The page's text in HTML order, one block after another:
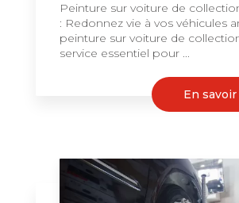
Peinture sur voiture de
: Redonnez vie à vos véhicules
peinture sur voiture de
service essentiel pour ...
En